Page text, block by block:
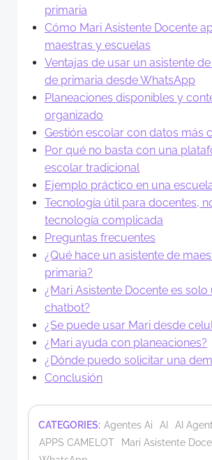
primaria
Cómo Mari Asistente Docente
maestras y escuelas
Ventajas de usar un asistente
de primaria desde WhatsApp
Planeaciones disponibles y
organizado
Gestión escolar con datos más
Por qué no basta con una
escolar tradicional
Ejemplo práctico en una
Tecnología útil para docentes,
tecnología complicada
Preguntas frecuentes
¿Qué hace un asistente de
primaria?
¿Mari Asistente Docente es solo
chatbot?
¿Se puede usar Mari desde
¿Mari ayuda con planeaciones?
¿Dónde puedo solicitar una
Conclusión
CATEGORIES: Agentes Ai AI
AI
APPS CAMELOT
Mari Asistente